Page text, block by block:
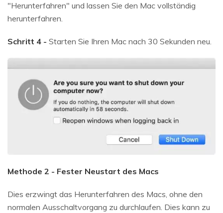
"Herunterfahren" und lassen Sie den Mac vollständig
herunterfahren.
Schritt 4 - Starten Sie Ihren Mac nach 30 Sekunden neu.
Methode 2 - Fester Neustart des Macs
Dies erzwingt das Herunterfahren des Macs, ohne den
normalen Ausschaltvorgang zu durchlaufen. Dies kann zu